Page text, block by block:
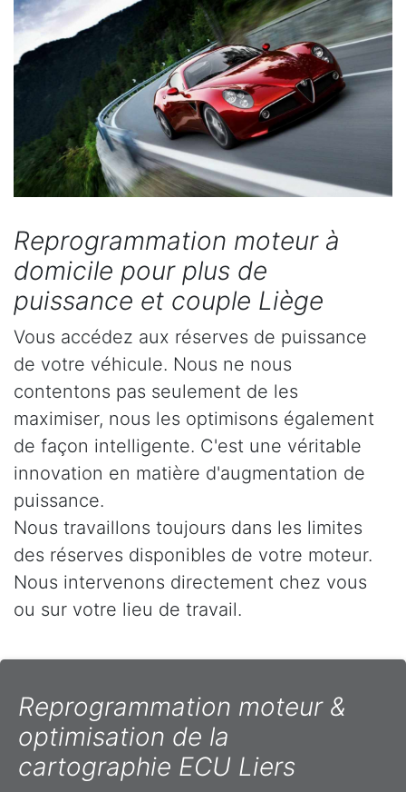
Reprogrammation moteur à
domicile pour plus de
puissance et couple Liège
Vous accédez aux réserves de puissance
de votre véhicule. Nous ne nous
contentons pas seulement de les
maximiser, nous les optimisons également
de façon intelligente. C'est une véritable
innovation en matière d'augmentation de
puissance.
Nous travaillons toujours dans les limites
des réserves disponibles de votre moteur.
Nous intervenons directement chez vous
ou sur votre lieu de travail.
Reprogrammation moteur &
optimisation de la
cartographie ECU Liers